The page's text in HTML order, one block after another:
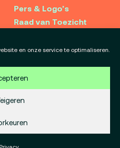
en onze service te optimaliseren.
Pers & Logo’s
Raad van Toezicht
Blijf op de hoogte